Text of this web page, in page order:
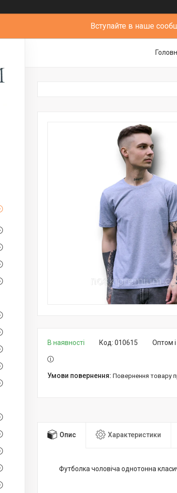
Вступайте в наше
В наявності Оптом і
Код: 010615
повернення товару
Опис Характеристики
Футболка чоловіча однотонна